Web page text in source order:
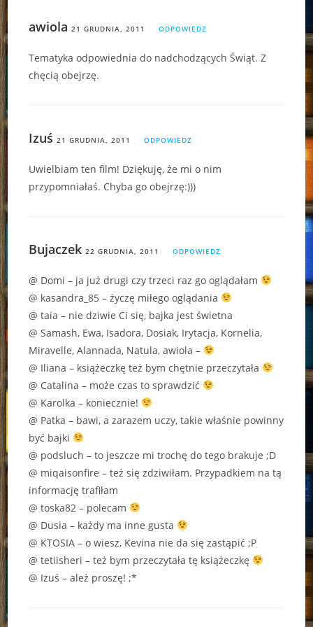
awiola 21 GRUDNIA, 2011 ODPOWIEDZ
Tematyka odpowiednia do nadchodzących Świąt. Z
chęcią obejrzę.
Izuś 21 GRUDNIA, 2011 ODPOWIEDZ
Uwielbiam ten film! Dziękuję, że mi o nim
przypomniałaś. Chyba go obejrzę:)))
Bujaczek 22 GRUDNIA, 2011 ODPOWIEDZ
@ Domi – ja już drugi czy trzeci raz go oglądałam
@ kasandra_85 – życzę miłego oglądania
@ taia – nie dziwie Ci się, bajka jest świetna
@ Samash, Ewa, Isadora, Dosiak, Irytacja, Kornelia,
Miravelle, Alannada, Natula, awiola –
@ Iliana – książeczkę też bym chętnie przeczytała
@ Catalina – może czas to sprawdzić
@ Karolka – koniecznie!
@ Patka – bawi, a zarazem uczy, takie właśnie powinny
być bajki
@ podsluch – to jeszcze mi trochę do tego brakuje ;D
@ miqaisonfire – też się zdziwiłam. Przypadkiem na tą
informację trafiłam
@ toska82 – polecam
@ Dusia – każdy ma inne gusta
@ KTOSIA – o wiesz, Kevina nie da się zastąpić ;P
@ tetiisheri – też bym przeczytała tę książeczkę
@ Izuś – ależ proszę! ;*